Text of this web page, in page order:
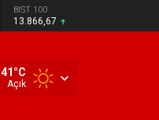
BIST 100
13.866,67
41°C
Açık